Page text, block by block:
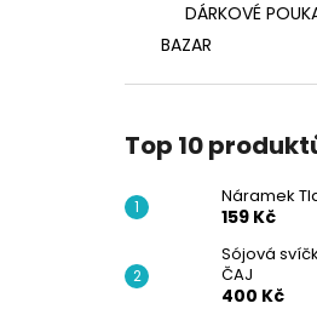
DÁRKOVÉ
BAZAR
Top 10
Náramek
159 Kč
Sójová
ČAJ
400 Kč